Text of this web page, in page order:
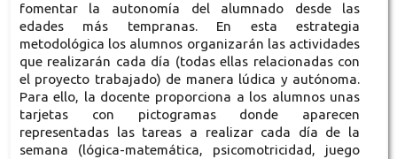
fomentar la autonomía del alumnado desde las
edades más tempranas. En esta estrategia
metodológica los alumnos organizarán las actividades
que realizarán cada día (todas ellas relacionadas con
el proyecto trabajado) de manera lúdica y autónoma.
Para ello, la docente proporciona a los alumnos unas
tarjetas con pictogramas donde aparecen
representadas las tareas a realizar cada día de la
semana (lógica-matemática, psicomotricidad, juego